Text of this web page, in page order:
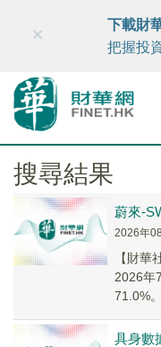
財華智庫網
×
下載財
把握投
搜尋結果
蔚來-
2026年
【財
2026年
71.0%
具身數